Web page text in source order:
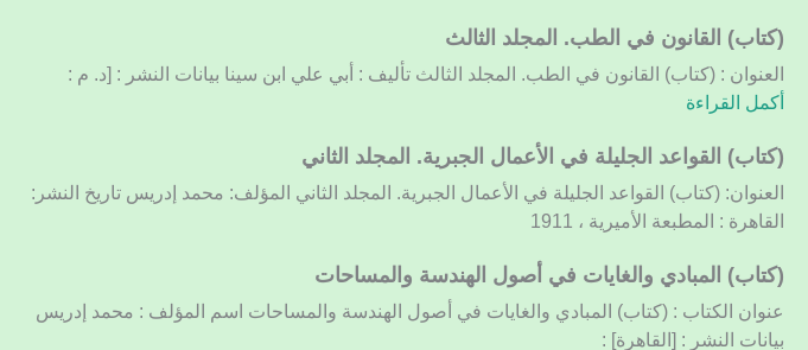
البناء
القبور
(كتاب) القانون في الطب. المجلد الثالث
العنوان : (كتاب) القانون في الطب. المجلد الثالث تأليف : أبي علي ابن سينا بيانات النشر : [د. م :
أكمل القراءة
(كتاب)
القانون
المجلد
(كتاب) القواعد الجليلة في الأعمال الجبرية. المجلد الثاني
العنوان: (كتاب) القواعد الجليلة في الأعمال الجبرية. المجلد الثاني المؤلف: محمد إدريس تاريخ النشر:
القاهرة : المطبعة الأميرية ، 1911
(كتاب) المبادي والغايات في أصول الهندسة والمساحات
عنوان الكتاب : (كتاب) المبادي والغايات في أصول الهندسة والمساحات اسم المؤلف : محمد إدريس
بيانات النشر : [القاهرة] :
(كتاب)
المبادي
والغايات